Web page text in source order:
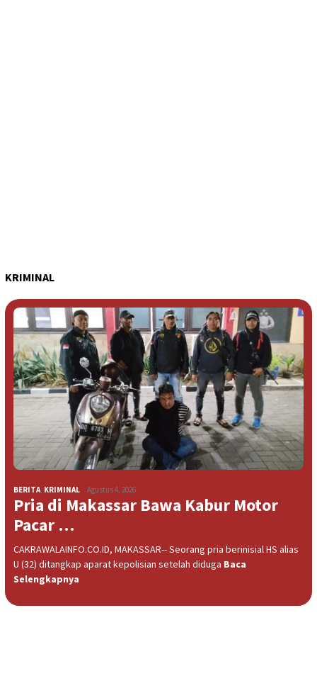
KRIMINAL
BERITA, KRIMINAL Agustus 4, 2026
Pria di Makassar Bawa Kabur Motor
Pacar …
CAKRAWALAINFO.CO.ID, MAKASSAR-- Seorang pria berinisial HS alias
U (32) ditangkap aparat kepolisian setelah diduga Baca
Selengkapnya